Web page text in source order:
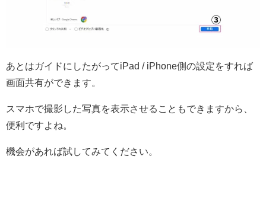
あとはガイドにしたがってiPad / iPhone側の設定をすれば
画面共有ができます。
スマホで撮影した写真を表示させることもできますから、
便利ですよね。
機会があれば試してみてください。